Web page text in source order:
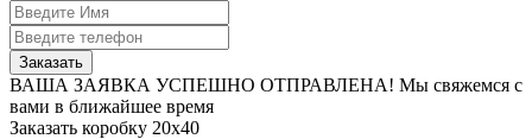
Заказать
ВАША ЗАЯВКА УСПЕШНО ОТПРАВЛЕНА! Мы свяжемся с
вами в ближайшее время
Заказать коробку 20x40